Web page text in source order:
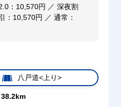
：10,570円 ／ 深夜割
：10,570円 ／ 通常：
八戸道<上り>
38.2km